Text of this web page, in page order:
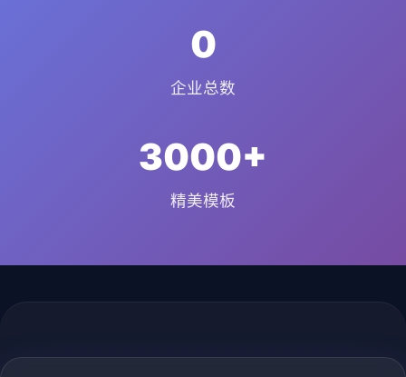
0
企业总数
3000+
精美模板